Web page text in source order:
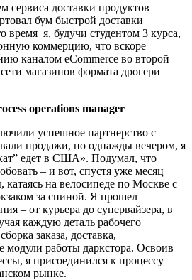
сервиса доставки продуктов
бум быстрой доставки
время я, будучи студентом 3 курса,
коммерцию, что вскоре
каналом eCommerce во второй
магазинов формата дрогери
operations manager
успешное партнерство с
продажи, но однажды вечером, я
едет в США». Подумал, что
– и вот, спустя уже месяц
катаясь на велосипеде по Москве с
за спиной. Я прошел
– от курьера до супервайзера, в
каждую деталь рабочего
заказа, доставка,
модули работы даркстора. Освоив
я присоединился к процессу
рынке.